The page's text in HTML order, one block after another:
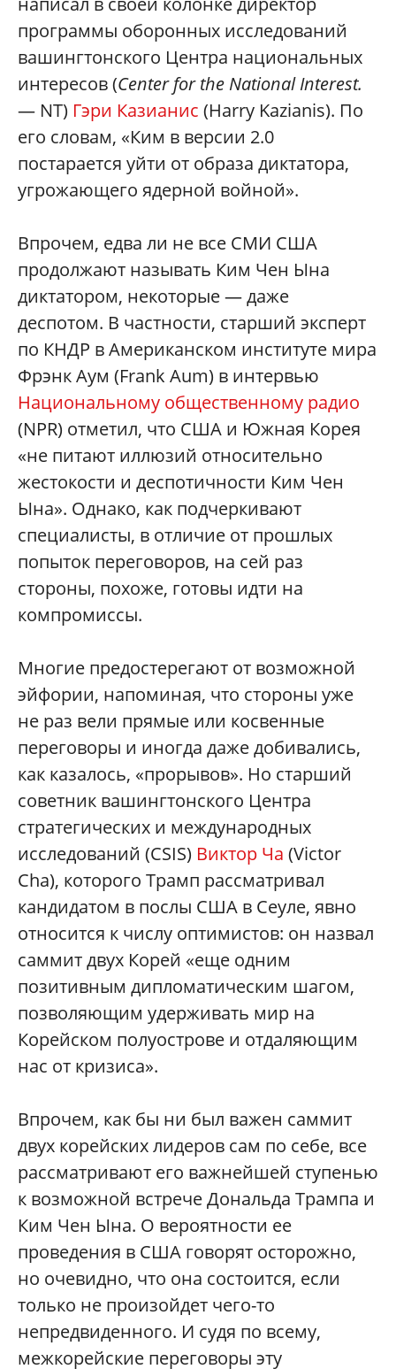
программы оборонных исследований
вашингтонского Центра национальных
интересов (Center for the National Interest.
— NT) Гэри Казианис (Harry Kazianis). По
его словам, «Ким в версии 2.0
постарается уйти от образа диктатора,
угрожающего ядерной войной».
Впрочем, едва ли не все СМИ США
продолжают называть Ким Чен Ына
диктатором, некоторые — даже
деспотом. В частности, старший эксперт
по КНДР в Американском институте мира
Фрэнк Аум (Frank Aum) в интервью
Национальному общественному радио
(NPR) отметил, что США и Южная Корея
«не питают иллюзий относительно
жестокости и деспотичности Ким Чен
Ына». Однако, как подчеркивают
специалисты, в отличие от прошлых
попыток переговоров, на сей раз
стороны, похоже, готовы идти на
компромиссы.
Многие предостерегают от возможной
эйфории, напоминая, что стороны уже
не раз вели прямые или косвенные
переговоры и иногда даже добивались,
как казалось, «прорывов». Но старший
советник вашингтонского Центра
стратегических и международных
исследований (CSIS) Виктор Ча (Victor
Cha), которого Трамп рассматривал
кандидатом в послы США в Сеуле, явно
относится к числу оптимистов: он назвал
саммит двух Корей «еще одним
позитивным дипломатическим шагом,
позволяющим удерживать мир на
Корейском полуострове и отдаляющим
нас от кризиса».
Впрочем, как бы ни был важен саммит
двух корейских лидеров сам по себе, все
рассматривают его важнейшей ступенью
к возможной встрече Дональда Трампа и
Ким Чен Ына. О вероятности ее
проведения в США говорят осторожно,
но очевидно, что она состоится, если
только не произойдет чего-то
непредвиденного. И судя по всему,
межкорейские переговоры эту